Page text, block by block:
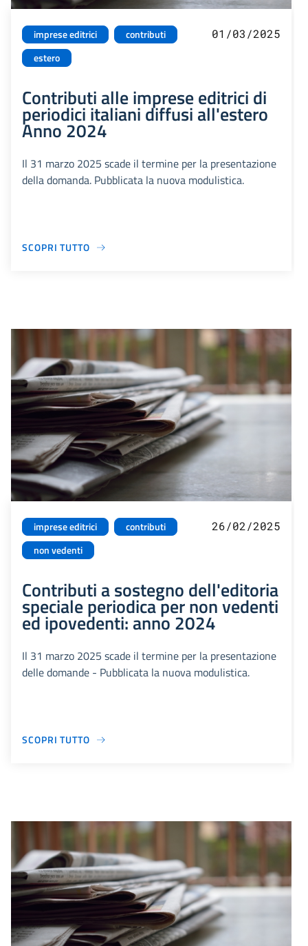
imprese editrici
contributi
estero
01/03/2025
Contributi alle imprese editrici di
periodici italiani diffusi all'estero
Anno 2024
Il 31 marzo 2025 scade il termine per la presentazione
della domanda. Pubblicata la nuova modulistica.
SCOPRI TUTTO
imprese editrici
contributi
non vedenti
26/02/2025
Contributi a sostegno dell'editoria
speciale periodica per non vedenti
ed ipovedenti: anno 2024
Il 31 marzo 2025 scade il termine per la presentazione
delle domande - Pubblicata la nuova modulistica.
SCOPRI TUTTO